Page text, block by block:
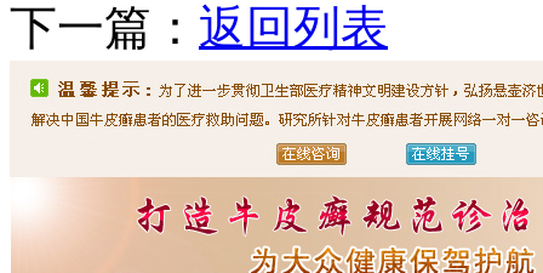
下一篇： 返回列表